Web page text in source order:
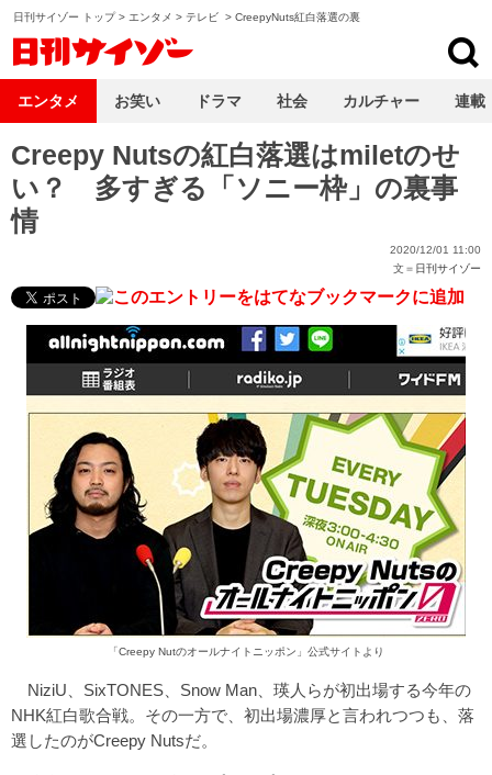
日刊サイゾー トップ> エンタメ > テレビ > CreepyNuts紅白落選の裏
Creepy Nutsの紅白落選はmiletのせ
い？ 多すぎる「ソニー枠」の裏事
情
2020/12/01 11:00
文＝ 日刊サイゾー
「Creepy Nutのオールナイトニッポン」公式サイトより
NiziU、SixTONES、Snow Man、瑛人らが初出場する今年の
NHK紅白歌合戦。その一方で、初出場濃厚と言われつつも、落
選したのがCreepy Nutsだ。
エンタメ お笑い ドラマ 社会 カルチャー 連載